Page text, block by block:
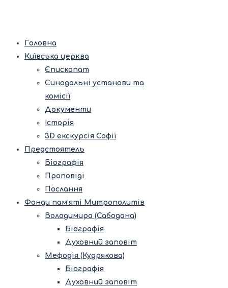
Головна
Київська церква
Єпископат
Синодальні установи та
комісії
Документи
Історія
3D екскурсія Софії
Предстоятель
Біографія
Проповіді
Послання
Фонди пам’яті Митрополитів
Володимира (Сабодана)
Біографія
Духовний заповіт
Мефодія (Кудрякова)
Біографія
Духовний заповіт